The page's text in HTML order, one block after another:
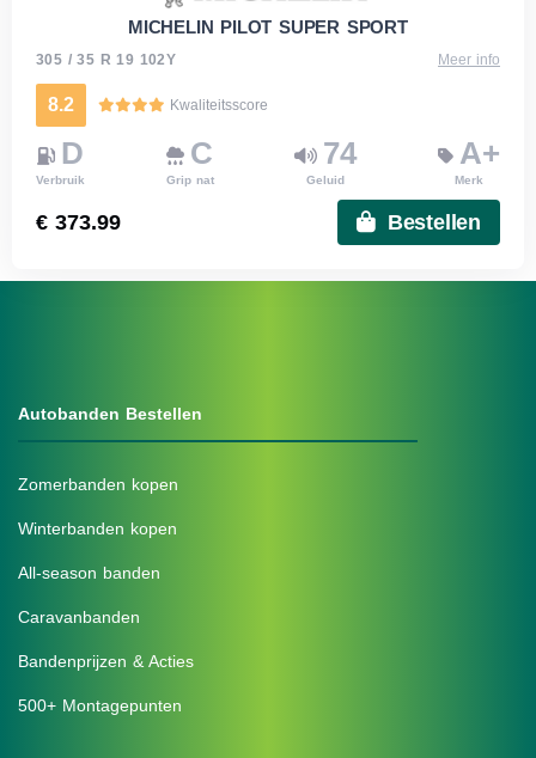
MICHELIN PILOT SUPER SPORT
305 / 35 R 19 102Y Meer info
8.2 Kwaliteitsscore
D
Verbruik
C
Grip nat
74
Geluid
A+
Merk
€ 373.99 Bestellen
Autobanden Bestellen
Zomerbanden kopen
Winterbanden kopen
All-season banden
Caravanbanden
Bandenprijzen & Acties
500+ Montagepunten